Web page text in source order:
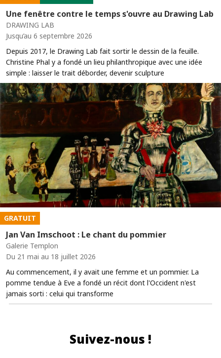
Une fenêtre contre le temps s'ouvre au Drawing Lab
DRAWING LAB
Jusqu’au 6 septembre 2026
Depuis 2017, le Drawing Lab fait sortir le dessin de la feuille.
Christine Phal y a fondé un lieu philanthropique avec une idée
simple : laisser le trait déborder, devenir sculpture
GRATUIT
Jan Van Imschoot : Le chant du pommier
Galerie Templon
Du 21 mai au 18 juillet 2026
Au commencement, il y avait une femme et un pommier. La
pomme tendue à Eve a fondé un récit dont l'Occident n'est
jamais sorti : celui qui transforme
Suivez-nous !